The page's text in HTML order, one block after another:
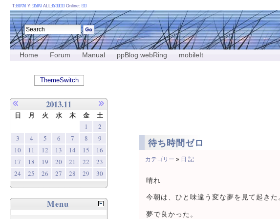
Home Forum Manual ppBlog webRing mobileIt
待ち時間ゼロ
カテゴリー » 日 記
晴れ
今朝は、ひと味違う変な夢を見て起きた
夢で良かった。
T: Y: ALL: Online:
ThemeSwitch
2013.11
日 月 火 水 木 金 土
1
2
3
4 5 6 7 8
9
10
11 12 13 14 15
16
17
18 19 20 21 22
23
24
25 26 27 28 29 30
Menu